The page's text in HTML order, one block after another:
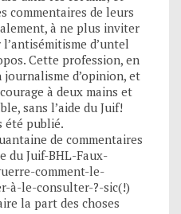
commentaires de leurs
à ne plus inviter
d’untel
Cette profession, en
journalisme d’opinion, et
à deux mains et
sans l’aide du Juif!
été publié.
de commentaires
du Juif-BHL-Faux-
comment-le-
à-le-consulter-?-sic(!)
la part des choses